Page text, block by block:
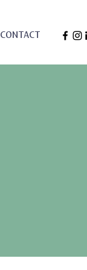
CONTACT